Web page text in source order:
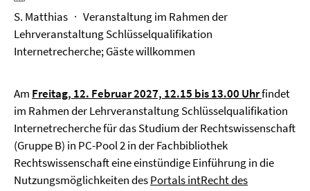
S. Matthias · Veranstaltung im Rahmen der
Lehrveranstaltung Schlüsselqualifikation
Internetrecherche; Gäste willkommen
Am Freitag, 12. Februar 2027, 12.15 bis 13.00 Uhrfindet
im Rahmen der Lehrveranstaltung Schlüsselqualifikation
Internetrecherche für das Studium der Rechtswissenschaft
(Gruppe B) in PC-Pool 2 in der Fachbibliothek
Rechtswissenschaft eine einstündige Einführung in die
Nutzungsmöglichkeiten desPortals intRecht des